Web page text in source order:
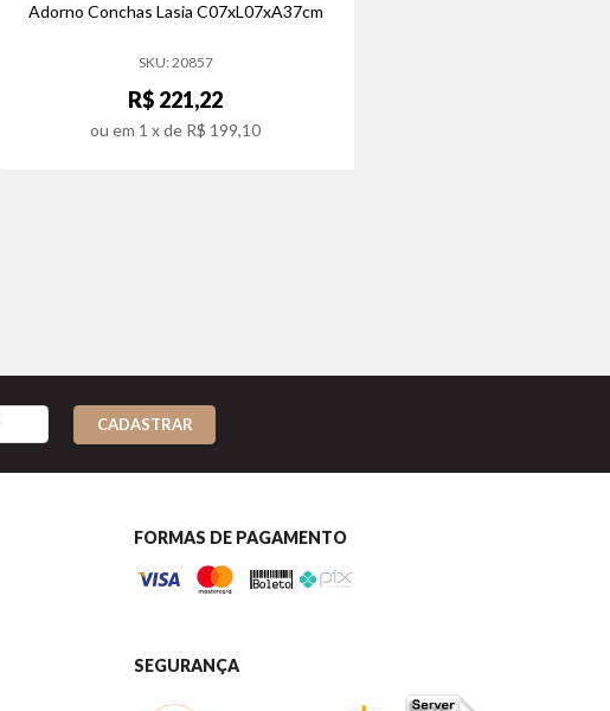
Adorno Conchas Lasia C07xL07xA37cm
SKU: 20857
R$ 221,22
ou em 1 x de R$ 199,10
CADASTRAR
FORMAS DE PAGAMENTO
SEGURANÇA